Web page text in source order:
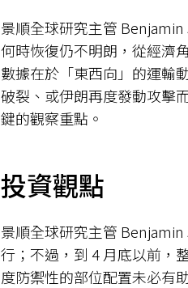
景順全球研究主管
何時恢復仍不明朗，從經濟
數據在於「東西向」的運輸
破裂、或伊朗再度發動攻擊
鍵的觀察重點。
投資觀點
景順全球研究主管
行；不過，到 4 月底以前，
度防禦性的部位配置未必有